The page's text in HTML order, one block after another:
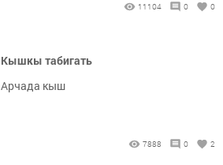
11104 0 0
Кышкы табигать
Арчада кыш
7888 0 2